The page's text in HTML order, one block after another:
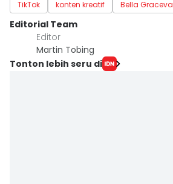
TikTok konten kreatif Bella Graceva
Editorial Team
Editor
Martin Tobing
Tonton lebih seru di